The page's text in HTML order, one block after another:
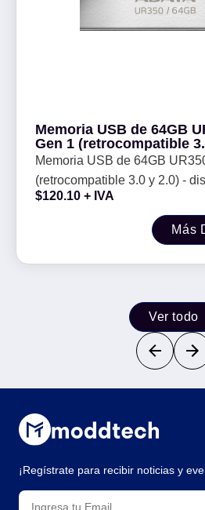
Memoria USB de 64GB
Gen 1 (retrocompatible
diseño elegante sin
Metálico, negro. UR350-
RSR/BK
Memoria USB de 64GB
(retrocompatible 3.0 y 2.0) -
elegante sin tapa. Color
UR350-64G-RSR/BK
$120.10 + IVA
Más
Ver todo
¡Regístrate para recibir noticias y